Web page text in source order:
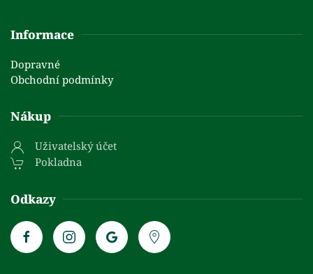
Informace
Dopravné
Obchodní podmínky
Nákup
Uživatelský účet
Pokladna
Odkazy